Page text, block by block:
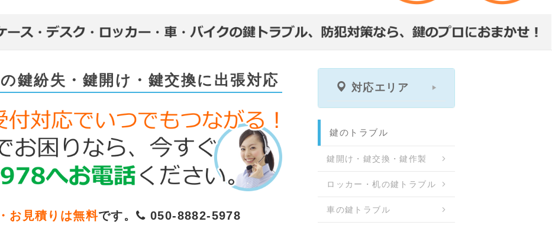
鍵紛失・鍵開け・鍵交換に出張対応
お見積りは無料です。 050-8882-5978
対応エリア
鍵のトラブル
鍵開け・鍵交換・鍵作製
ロッカー・机の鍵トラブル
車の鍵トラブル